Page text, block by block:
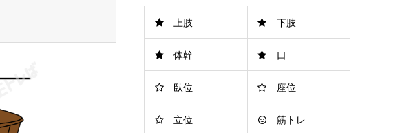
上肢 下肢
体幹 口
臥位 座位
立位 筋トレ